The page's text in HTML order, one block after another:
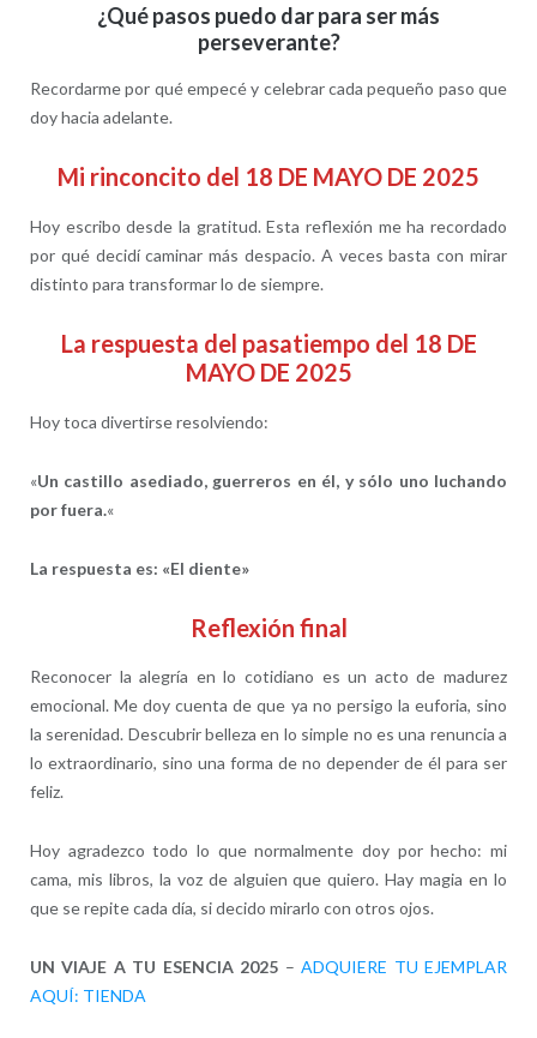
¿Qué pasos puedo dar para ser más
perseverante?
Recordarme por qué empecé y celebrar cada pequeño paso que
doy hacia adelante.
Mi rinconcito del 18 DE MAYO DE 2025
Hoy escribo desde la gratitud. Esta reflexión me ha recordado
por qué decidí caminar más despacio. A veces basta con mirar
distinto para transformar lo de siempre.
La respuesta del pasatiempo del 18 DE
MAYO DE 2025
Hoy toca divertirse resolviendo:
«Un castillo asediado, guerreros en él, y sólo uno luchando
por fuera.«
La respuesta es: «El diente»
Reflexión final
Reconocer la alegría en lo cotidiano es un acto de madurez
emocional. Me doy cuenta de que ya no persigo la euforia, sino
la serenidad. Descubrir belleza en lo simple no es una renuncia a
lo extraordinario, sino una forma de no depender de él para ser
feliz.
Hoy agradezco todo lo que normalmente doy por hecho: mi
cama, mis libros, la voz de alguien que quiero. Hay magia en lo
que se repite cada día, si decido mirarlo con otros ojos.
UN VIAJE A TU ESENCIA 2025 –ADQUIERE TU EJEMPLAR
AQUÍ: TIENDA